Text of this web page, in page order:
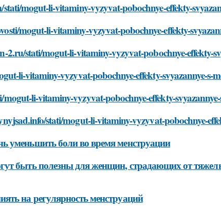
mogut-li-vitaminy-vyzyvat-pobochnye-effekty-
mogut-li-vitaminy-vyzyvat-pobochnye-effekty-
stati/mogut-li-vitaminy-vyzyvat-pobochnye-effekty-
li-vitaminy-vyzyvat-pobochnye-effekty-svyazannye-s-
li-vitaminy-vyzyvat-pobochnye-effekty-
stati/mogut-li-vitaminy-vyzyvat-pobochnye-
уменьшить боли во время менструации
быть полезны для женщин, страдающих от
на регулярность менструаций